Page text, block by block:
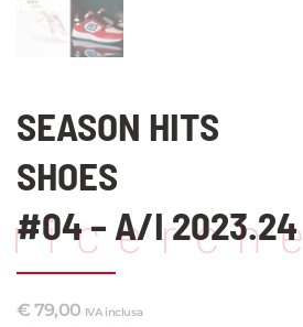
ricerche
SEASON HITS
SHOES
#04 – A/I 2023.24
€ 79,00 IVA inclusa